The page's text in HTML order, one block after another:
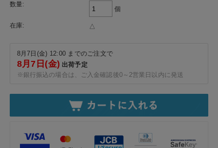
数量:
個
在庫: △
8月7日(金) 12:00 までのご注文で
8月7日(金)出荷予定
※銀行振込の場合は、ご入金確認後0～2営業日以内に発送